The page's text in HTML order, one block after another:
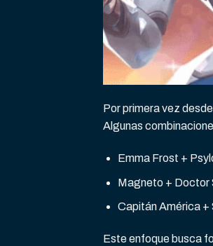
Por primera vez
Algunas
Emma Frost +
Magneto + Doctor
Capitán América +
Este enfoque busca